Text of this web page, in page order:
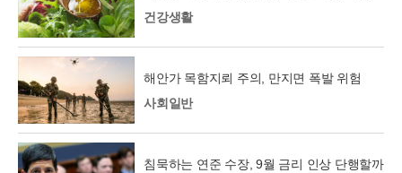
건강생활
해안가 목함지뢰 주의, 만지면 폭발 위험
사회일반
침묵하는 연준 수장, 9월 금리 인상 단행할까